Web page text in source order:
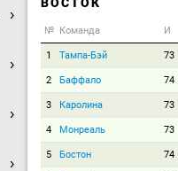
№ Команда И
1 Тампа-Бэй 73
2 Баффало 74
3 Каролина 73
4 Монреаль 73
5 Бостон 74